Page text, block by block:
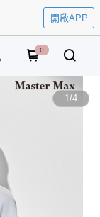
開啟APP
0
1/4